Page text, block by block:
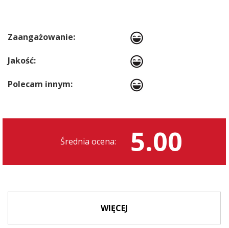
Zaangażowanie:
Jakość:
Polecam innym:
Średnia ocena: 5.00
WIĘCEJ